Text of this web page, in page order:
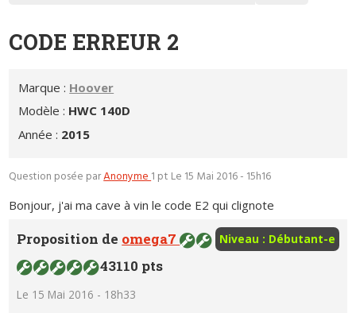
CODE ERREUR 2
Marque : Hoover
Modèle : HWC 140D
Année : 2015
Question posée parAnonyme1 pt Le 15 Mai 2016 - 15h16
Bonjour, j'ai ma cave à vin le code E2 qui clignote
Niveau : Débutant-e
Proposition de omega7
43110 pts
Le 15 Mai 2016 - 18h33